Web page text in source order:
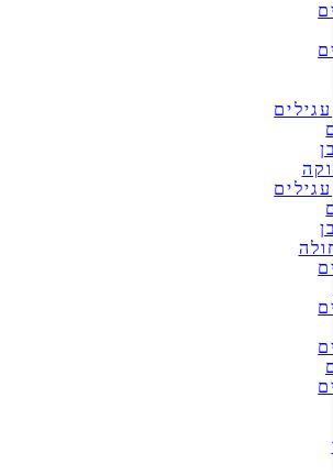
עגילים
עגילים